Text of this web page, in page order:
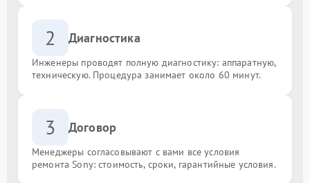
2 Диагностика
Инженеры проводят полную диагностику: аппаратную,
техническую. Процедура занимает около 60 минут.
3 Договор
Менеджеры согласовывают с вами все условия
ремонта Sony: стоимость, сроки, гарантийные условия.